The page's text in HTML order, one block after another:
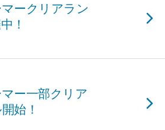
ークリアラン
！
ー一部クリア
始！